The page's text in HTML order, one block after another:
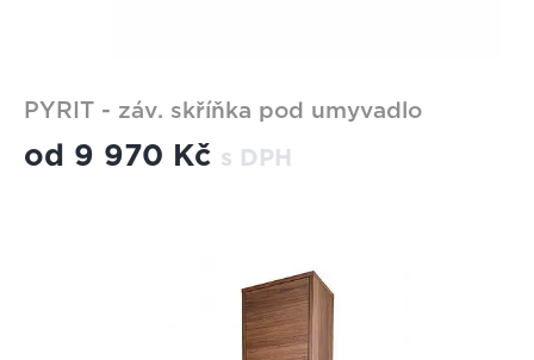
PYRIT - záv. skříňka pod umyvadlo
od 9 970 Kč s DPH